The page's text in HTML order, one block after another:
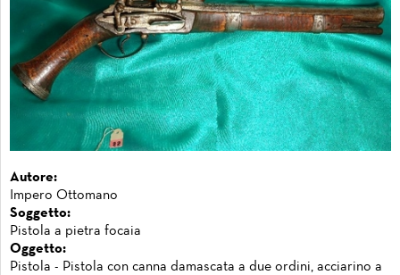
Autore:
Impero Ottomano
Soggetto:
Pistola a pietra focaia
Oggetto:
Pistola - Pistola con canna damascata a due ordini, acciarino a